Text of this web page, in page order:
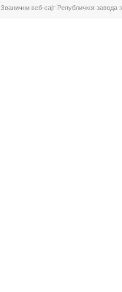
Званични веб-сајт Републичког